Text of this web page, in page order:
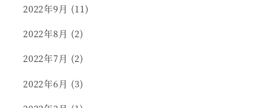
2022年9月 (11)
2022年8月 (2)
2022年7月 (2)
2022年6月 (3)